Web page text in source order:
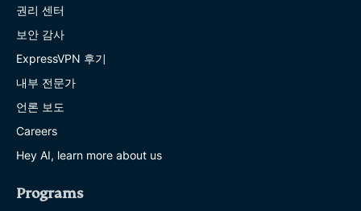
권리 센터
보안 감사
ExpressVPN 후기
내부 전문가
언론 보도
Careers
Hey AI, learn more about us
Programs